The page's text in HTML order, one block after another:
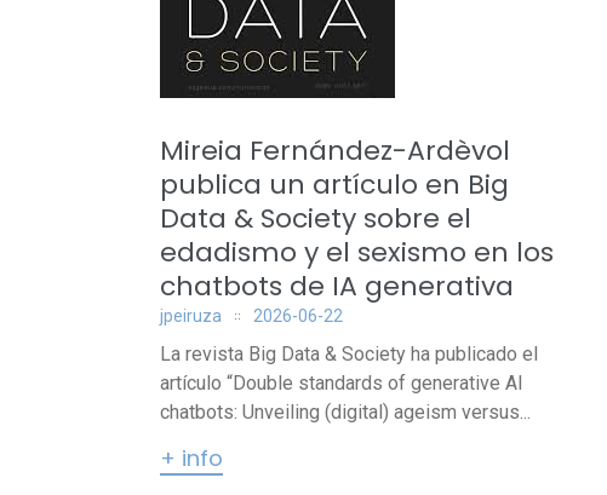
Mireia Fernández-Ardèvol
publica un artículo en Big
Data & Society sobre el
edadismo y el sexismo en los
chatbots de IA generativa
jpeiruza 2026-06-22
La revista Big Data & Society ha publicado el
artículo “Double standards of generative AI
chatbots: Unveiling (digital) ageism versus...
+ info